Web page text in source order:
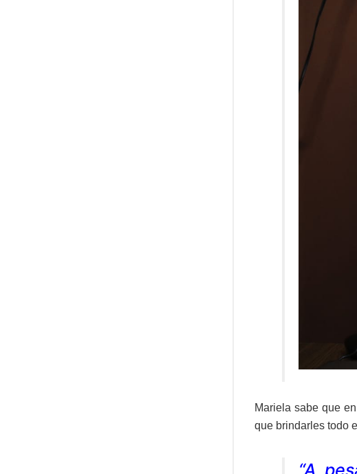
Mariela sabe que
que brindarles todo